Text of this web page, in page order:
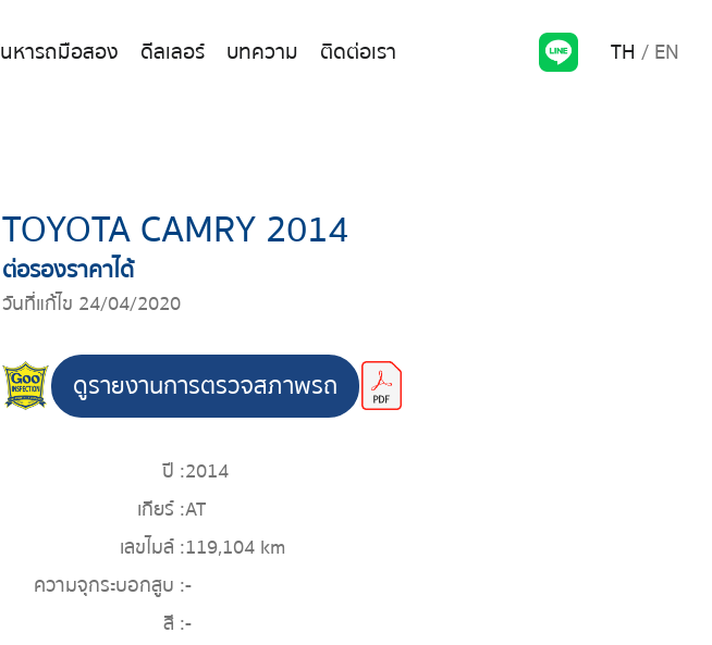
หารถมือสอง ดีลเลอร์ บทความ ติดต่อเรา TH EN
TOYOTA CAMRY 2014
ต่อรองราคาได้
วันที่แก้ไข 24/04/2020
ดูรายงานการตรวจสภาพรถ
ปี :2014
เกียร์ :AT
เลขไมล์ :119,104 km
ความจุกระบอกสูบ :-
สี :-